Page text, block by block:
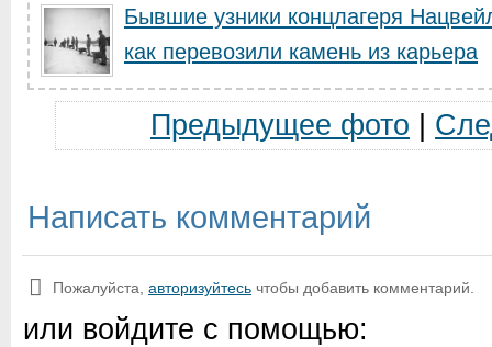
Бывшие узники концлагеря
как перевозили камень из карьера
Предыдущее фото
Написать комментарий
Пожалуйста, авторизуйтесь чтобы добавить комментарий.
или войдите с помощью: